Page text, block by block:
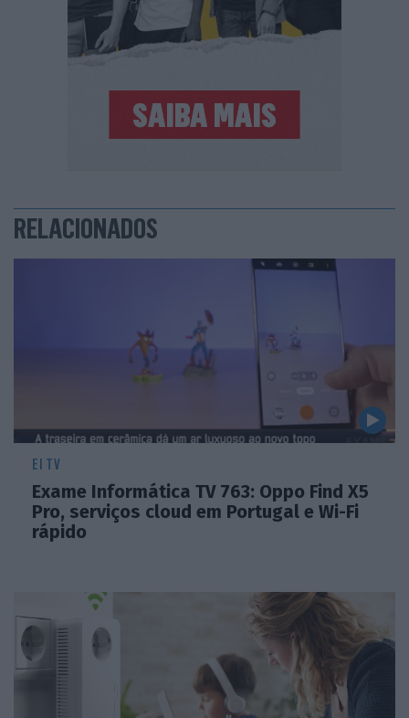
RELACIONADOS
EI TV
Exame Informática TV 763: Oppo Find X5
Pro, serviços cloud em Portugal e Wi-Fi
rápido